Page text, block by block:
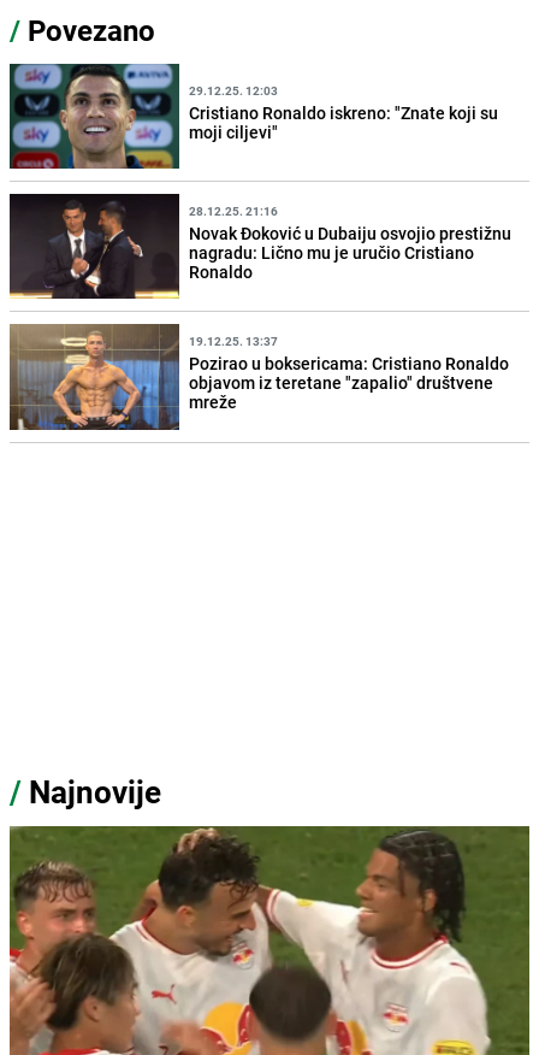
/ Povezano
29.12.25. 12:03
Cristiano Ronaldo iskreno: "Znate koji su
moji ciljevi"
28.12.25. 21:16
Novak Đoković u Dubaiju osvojio prestižnu
nagradu: Lično mu je uručio Cristiano
Ronaldo
19.12.25. 13:37
Pozirao u boksericama: Cristiano Ronaldo
objavom iz teretane "zapalio" društvene
mreže
/ Najnovije